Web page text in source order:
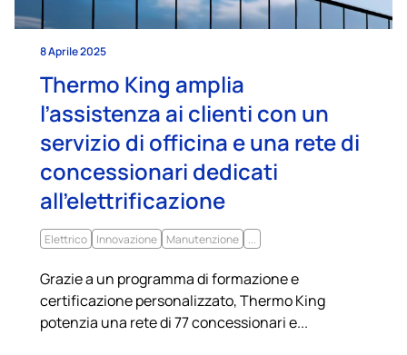
8 Aprile 2025
Thermo King amplia
l’assistenza ai clienti con un
servizio di officina e una rete di
concessionari dedicati
all’elettrificazione
Elettrico Innovazione Manutenzione
Grazie a un programma di formazione e
certificazione personalizzato, Thermo King
potenzia una rete di 77 concessionari e...